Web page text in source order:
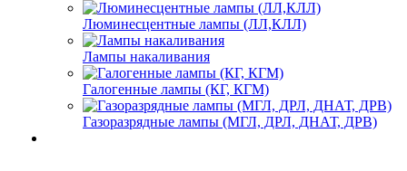
Люминесцентные лампы (ЛЛ,КЛЛ)
Лампы накаливания
Галогенные лампы (КГ, КГМ)
Газоразрядные лампы (МГЛ, ДРЛ, ДНАТ, ДРВ)